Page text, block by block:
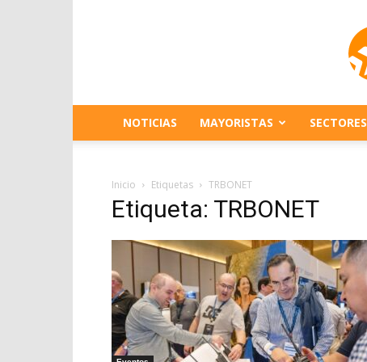
NOTICIAS MAYORISTAS SECTORES
Inicio Etiquetas TRBONET
Etiqueta: TRBONET